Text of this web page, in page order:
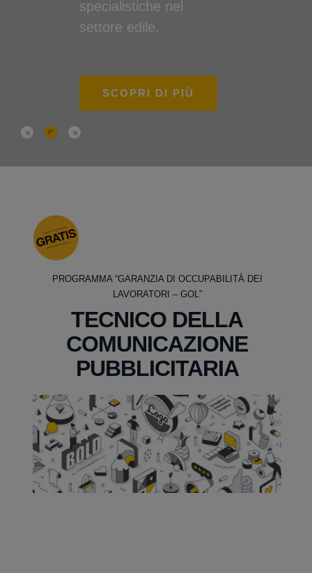
specialistiche nel
settore edile.
SCOPRI DI PIÙ
PROGRAMMA “GARANZIA DI OCCUPABILITÀ DEI
LAVORATORI – GOL”
TECNICO DELLA
COMUNICAZIONE
PUBBLICITARIA